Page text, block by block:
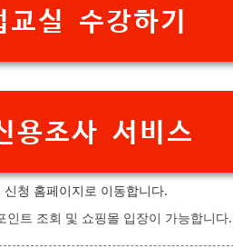
교실 수강하기
용조사 서비스
청 홈페이지로 이동합니다.
인트 조회 및 쇼핑몰 입장이 가능합니다.